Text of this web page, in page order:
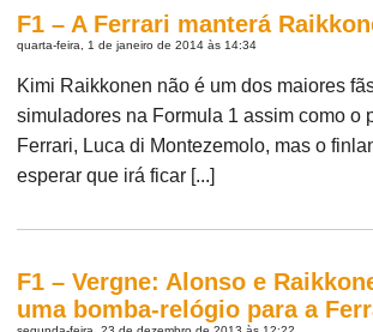
F1 – A Ferrari manterá
quarta-feira, 1 de janeiro de 2014 às 14:34
Kimi Raikkonen não é um dos maiores
simuladores na Formula 1 assim como o
Ferrari, Luca di Montezemolo, mas o
esperar que irá ficar [...]
F1 – Vergne: Alonso e
uma bomba-relógio para a